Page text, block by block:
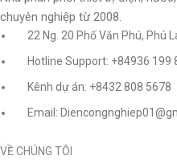
chuyên nghiệp từ 2008.
22 Ng. 20 Phố Văn Phú, Phú
Hotline Support: +84936 199
Kênh dự án: +8432 808 5678
Email:
VỀ CHÚNG TÔI